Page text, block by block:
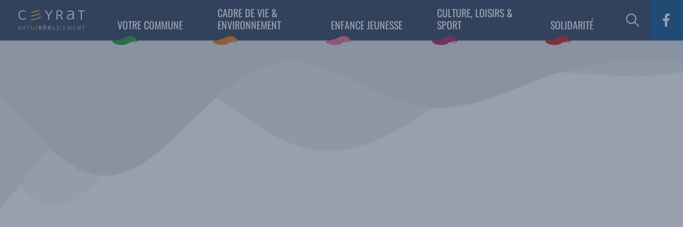
VOTRE COMMUNE
CADRE DE VIE &
ENVIRONNEMENT
ENFANCE JEUNESSE
CULTURE, LOISIRS &
SPORT
SOLIDARITÉ